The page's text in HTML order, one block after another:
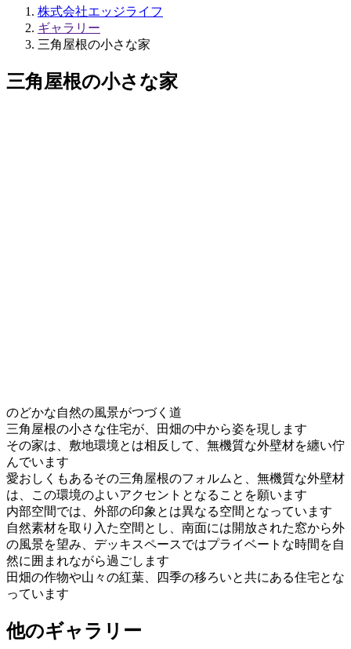
株式会社エッジライフ
ギャラリー
三角屋根の小さな家
三角屋根の小さな家
のどかな自然の風景がつづく道
三角屋根の小さな住宅が、田畑の中から姿を現します
その家は、敷地環境とは相反して、無機質な外壁材を纏い佇
んでいます
愛おしくもあるその三角屋根のフォルムと、無機質な外壁材
は、この環境のよいアクセントとなることを願います
内部空間では、外部の印象とは異なる空間となっています
自然素材を取り入た空間とし、南面には開放された窓から外
の風景を望み、デッキスペースではプライベートな時間を自
然に囲まれながら過ごします
田畑の作物や山々の紅葉、四季の移ろいと共にある住宅とな
っています
他のギャラリー